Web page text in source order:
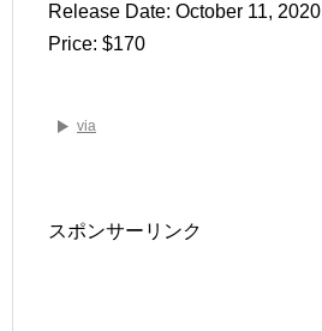
Release Date: October 11, 2020
Price: $170
via
スポンサーリンク